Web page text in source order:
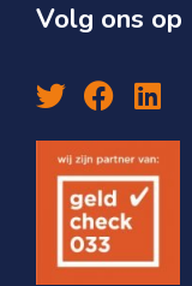
Volg ons op